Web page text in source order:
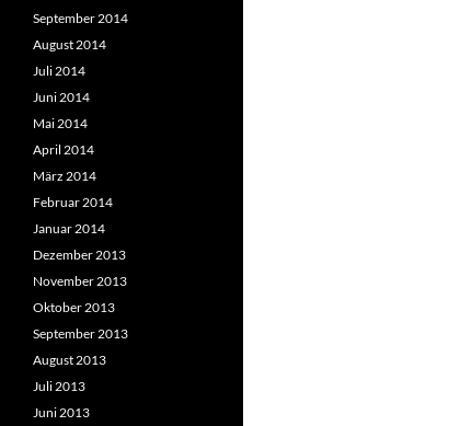
September 2014
August 2014
Juli 2014
Juni 2014
Mai 2014
April 2014
März 2014
Februar 2014
Januar 2014
Dezember 2013
November 2013
Oktober 2013
September 2013
August 2013
Juli 2013
Juni 2013